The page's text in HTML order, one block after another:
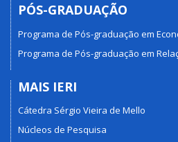
PÓS-GRADUAÇÃO
Programa de Pós-graduação em
Programa de Pós-graduação em
MAIS IERI
Cátedra Sérgio Vieira de Mello
Núcleos de Pesquisa